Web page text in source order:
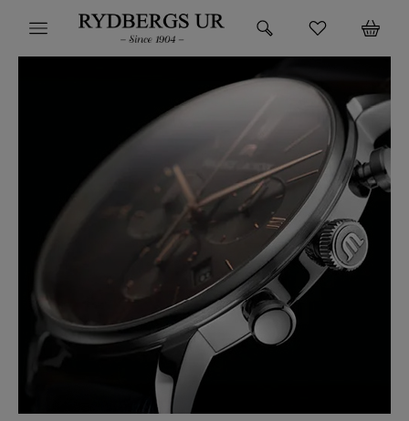
VARUMÄRKEN
SUPER DEALS!
BUTIKEN